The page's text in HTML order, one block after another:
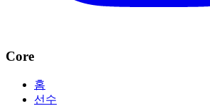
Core
홈
선수